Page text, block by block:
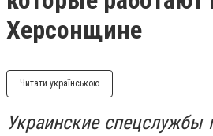
Херсонщине
Читати українською
Украинские спецслужбы